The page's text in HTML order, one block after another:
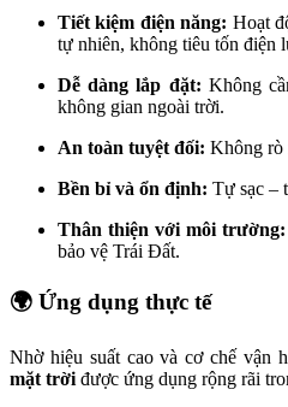
Tiết kiệm điện năng: Hoạt
tự nhiên, không tiêu tốn điện
Dễ dàng lắp đặt: Không
không gian ngoài trời.
An toàn tuyệt đối: Không rò
Bền bỉ và ổn định: Tự sạc –
Thân thiện với môi trường:
bảo vệ Trái Đất.
🌍 Ứng dụng thực tế
Nhờ hiệu suất cao và cơ chế vận
mặt trời được ứng dụng rộng rãi